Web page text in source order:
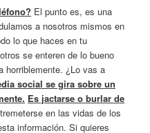
El punto es, es una
a nosotros mismos en
lo que haces en tu
se enteren de lo bueno
horriblemente. ¿Lo vas a
social se gira sobre un
Es jactarse o burlar de
en las vidas de los
información. Si quieres